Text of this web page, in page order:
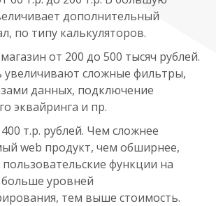
дополнительный
по типу калькуляторов.
от 200 до 500 тысяч рублей.
увеличивают сложные фильтры,
данных, подключение
эквайринга и пр.
т.р. рублей. Чем сложнее
web продукт, чем обширнее,
функции на
уровней
тем выше стоимость.